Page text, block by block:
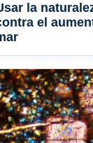
la
el